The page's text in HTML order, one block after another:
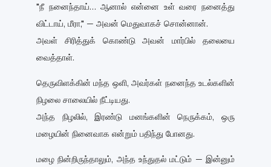
"நீ நனைந்தாய்… ஆனால் என்னை உள் வரை நனைத்து
விட்டாய், மீரா," — அவன் மெதுவாகச் சொன்னான்.
அவள் சிரித்துக் கொண்டு அவன் மார்பில் தலையை
வைத்தாள்.
தெருவிளக்கின் மந்த ஒளி, அவர்கள் நனைந்த உடல்களின்
நிழலை சாலையில் நீட்டியது.
அந்த நிழலில், இரண்டு மனங்களின் நெருக்கம், ஒரு
மழையின் நினைவாக என்றும் பதிந்து போனது.
மழை நின்றிருந்தாலும், அந்த உந்துதல் மட்டும் — இன்னும்